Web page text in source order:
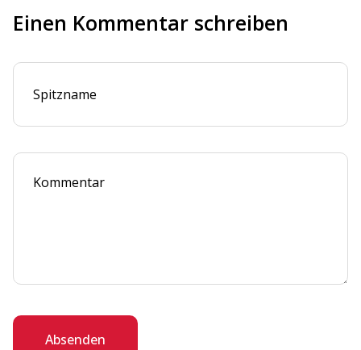
Einen Kommentar schreiben
Absenden